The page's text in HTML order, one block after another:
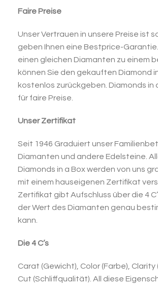
Faire Preise
Unser Vertrauen in unsere Preise ist
geben Ihnen eine Bestprice-
einen gleichen Diamanten zu einem
können Sie den gekauften Diamond
kostenlos zurückgeben. Diamonds in
für faire Preise.
Unser Zertifikat
Seit 1946 Graduiert unser
Diamanten und andere Edelsteine.
Diamonds in a Box werden von uns
mit einem hauseigenen Zertifikat
Zertifikat gibt Aufschluss über die 4
der Wert des Diamanten genau
kann.
Die 4 C’s
Carat (Gewicht), Color (Farbe), Clarity
Cut (Schliffqualität). All diese